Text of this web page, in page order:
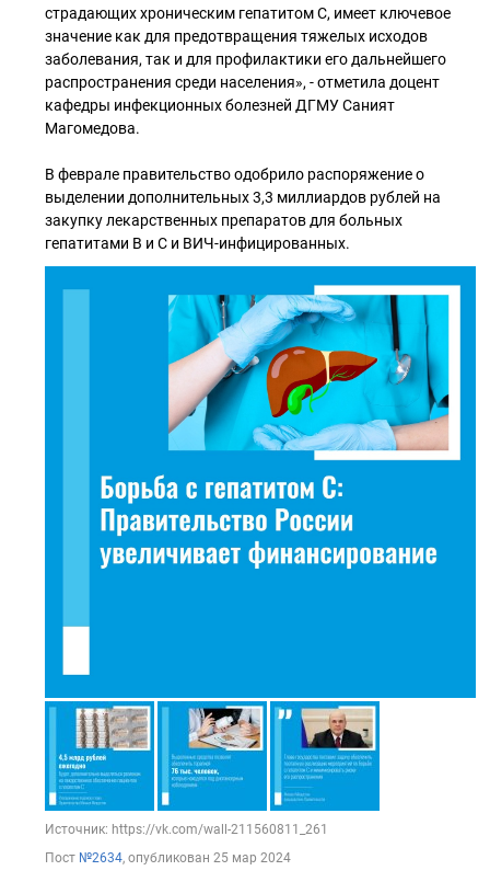
страдающих хроническим гепатитом С, имеет ключевое
значение как для предотвращения тяжелых исходов
заболевания, так и для профилактики его дальнейшего
распространения среди населения», - отметила доцент
кафедры инфекционных болезней ДГМУ Саният
Магомедова.
В феврале правительство одобрило распоряжение о
выделении дополнительных 3,3 миллиардов рублей на
закупку лекарственных препаратов для больных
гепатитами B и C и ВИЧ-инфицированных.
Источник: https://vk.com/wall-211560811_261
Пост №2634, опубликован 25 мар 2024